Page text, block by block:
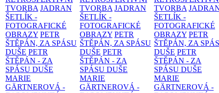
TVORBA JADRAN
ŠETLÍK -
FOTOGRAFICKÉ
OBRAZY PETR
ŠTĚPÁN, ZA SPÁSU
DUŠE PETR
ŠTĚPÁN - ZA
SPÁSU DUŠE
MARIE
GÄRTNEROVÁ -
TVORBA JADRAN
ŠETLÍK -
FOTOGRAFICKÉ
OBRAZY PETR
ŠTĚPÁN, ZA SPÁSU
DUŠE PETR
ŠTĚPÁN - ZA
SPÁSU DUŠE
MARIE
GÄRTNEROVÁ -
TVORBA
ŠETLÍK -
FOTOGRAFICKÉ
OBRAZY PETR
ŠTĚPÁN, ZA
DUŠE PETR
ŠTĚPÁN - ZA
SPÁSU DUŠE
MARIE
GÄRTNEROVÁ -